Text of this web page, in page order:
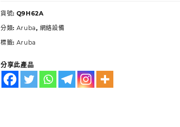
貨號: Q9H62A
分類: Aruba, 網絡設備
標籤: Aruba
分享此產品